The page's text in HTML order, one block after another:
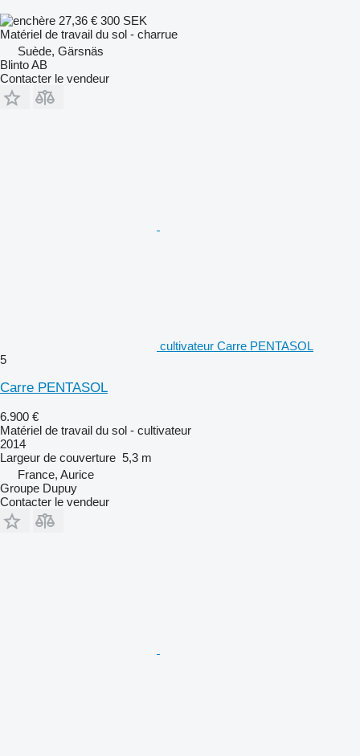
27,36 € 300 SEK
Matériel de travail du sol - charrue
Suède, Gärsnäs
Blinto AB
Contacter le vendeur
cultivateur Carre PENTASOL
5
Carre PENTASOL
6.900 €
Matériel de travail du sol - cultivateur
2014
Largeur de couverture 5,3 m
France, Aurice
Groupe Dupuy
Contacter le vendeur